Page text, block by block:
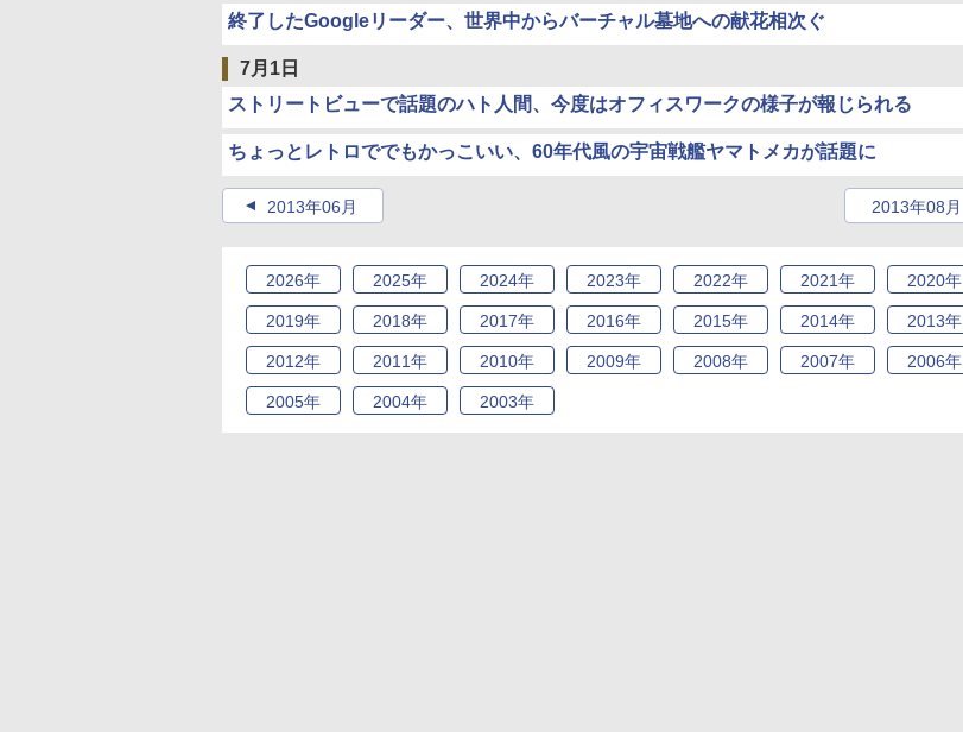
終了したGoogleリーダー、世界中からバーチャル墓地への献花相次ぐ
7月1日
ストリートビューで話題のハト人間、今度はオフィスワークの様子が報じられる
ちょっとレトロででもかっこいい、60年代風の宇宙戦艦ヤマトメカが話題に
2013年06月 2013年08月
2026年 2025年 2024年 2023年 2022年 2021年 2020年
2019年 2018年 2017年 2016年 2015年 2014年 2013年
2012年 2011年 2010年 2009年 2008年 2007年 2006年
2005年 2004年 2003年